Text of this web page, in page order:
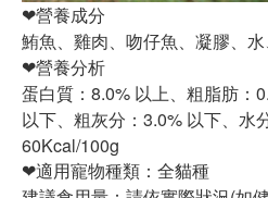
❤營養成分
鮪魚、雞肉、吻仔魚、凝膠、
❤營養分析
蛋白質：8.0% 以上、粗脂肪：
以下、粗灰分：3.0% 以下、水
60Kcal/100g
❤適用寵物種類：全貓種